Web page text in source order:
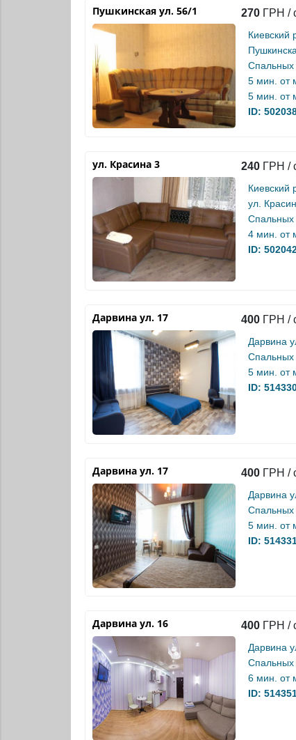
Пушкинская ул. 56/1 270 ГРН /
Киевский
Спальных
5 мин. от
5 мин. от
ID:
ул. Красина 3 240 ГРН /
Киевский
ул.
Спальных
4 мин. от
ID:
Дарвина ул. 17 400 ГРН /
Дарвина
Спальных
5 мин. от
ID:
Дарвина ул. 17 400 ГРН /
Дарвина
Спальных
5 мин. от
ID:
Дарвина ул. 16 400 ГРН /
Дарвина
Спальных
6 мин. от
ID: